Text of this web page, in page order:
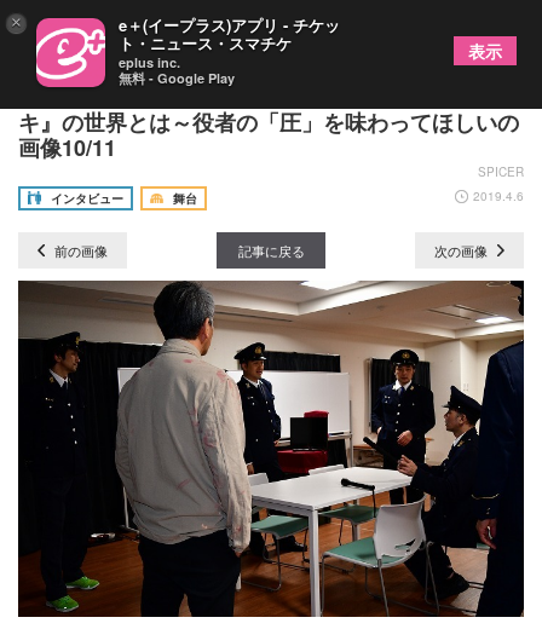
春田純一×神尾佑が語る舞台『チョコレートケイ
キ』の世界とは～役者の「圧」を味わってほしいの
画像10/11
SPICER
インタビュー
舞台 2019.4.6
前の画像 記事に戻る 次の画像
× e＋(イープラス)アプリ - チケッ
ト・ニュース・スマチケ
eplus inc.
無料 - Google Play
表示